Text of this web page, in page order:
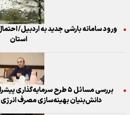
ورود سامانه بارشی جدید به اردبیل/
استان
بررسی مسائل ۵ طرح
دانش‌بنیان بهینه‌سازی مصرف